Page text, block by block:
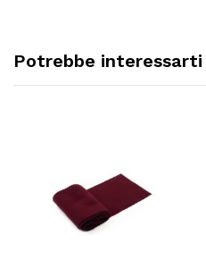
Potrebbe interessarti